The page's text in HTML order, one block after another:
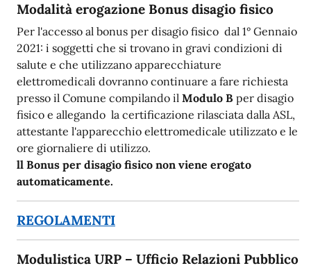
Modalità erogazione Bonus disagio fisico
Per l'accesso al bonus per disagio fisico dal 1° Gennaio
2021: i soggetti che si trovano in gravi condizioni di
salute e che utilizzano apparecchiature
elettromedicali dovranno continuare a fare richiesta
presso il Comune compilando il Modulo B per disagio
fisico e allegando la certificazione rilasciata dalla ASL,
attestante l'apparecchio elettromedicale utilizzato e le
ore giornaliere di utilizzo.
ll Bonus per disagio fisico non viene erogato
automaticamente.
REGOLAMENTI
Modulistica URP – Ufficio Relazioni Pubblico